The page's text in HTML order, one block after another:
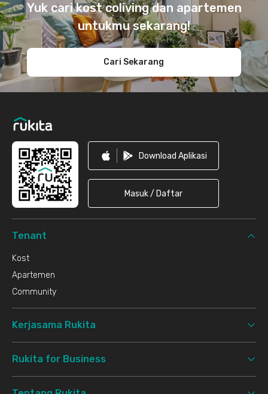
Yuk cari kost coliving dan apartemen
untukmu sekarang!
Cari Sekarang
Download Aplikasi
Masuk / Daftar
Tenant
Kost
Apartemen
Community
Kerjasama Rukita
Rukita for Business